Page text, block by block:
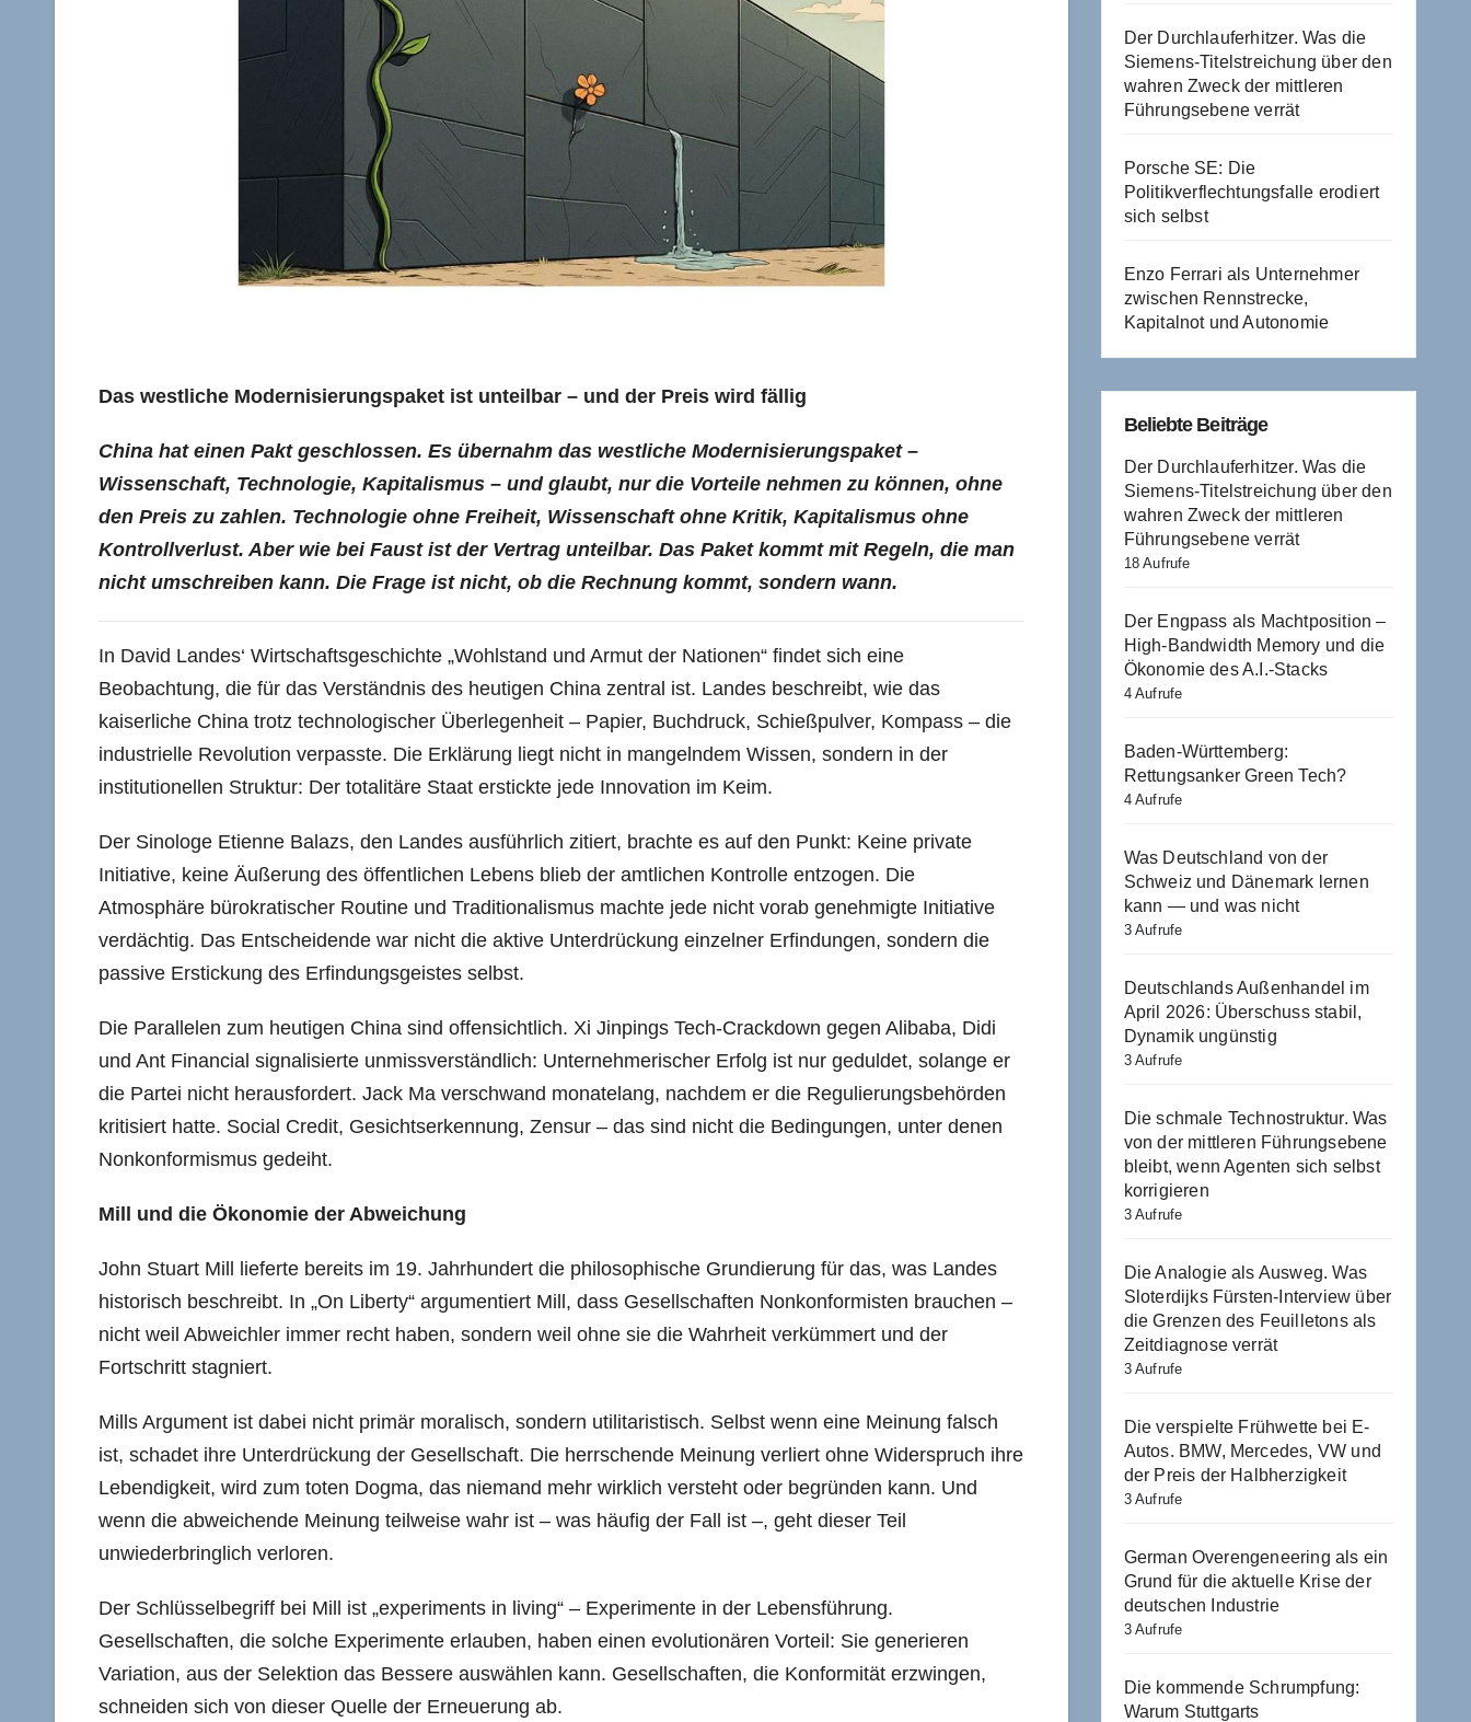
Das westliche Modernisierungspaket ist unteilbar – und der Preis wird fällig
China hat einen Pakt geschlossen. Es übernahm das westliche Modernisierungspaket –
Wissenschaft, Technologie, Kapitalismus – und glaubt, nur die Vorteile nehmen zu können, ohne
den Preis zu zahlen. Technologie ohne Freiheit, Wissenschaft ohne Kritik, Kapitalismus ohne
Kontrollverlust. Aber wie bei Faust ist der Vertrag unteilbar. Das Paket kommt mit Regeln, die man
nicht umschreiben kann. Die Frage ist nicht, ob die Rechnung kommt, sondern wann.
In David Landes‘ Wirtschaftsgeschichte „Wohlstand und Armut der Nationen“ findet sich eine
Beobachtung, die für das Verständnis des heutigen China zentral ist. Landes beschreibt, wie das
kaiserliche China trotz technologischer Überlegenheit – Papier, Buchdruck, Schießpulver, Kompass – die
industrielle Revolution verpasste. Die Erklärung liegt nicht in mangelndem Wissen, sondern in der
institutionellen Struktur: Der totalitäre Staat erstickte jede Innovation im Keim.
Der Sinologe Etienne Balazs, den Landes ausführlich zitiert, brachte es auf den Punkt: Keine private
Initiative, keine Äußerung des öffentlichen Lebens blieb der amtlichen Kontrolle entzogen. Die
Atmosphäre bürokratischer Routine und Traditionalismus machte jede nicht vorab genehmigte Initiative
verdächtig. Das Entscheidende war nicht die aktive Unterdrückung einzelner Erfindungen, sondern die
passive Erstickung des Erfindungsgeistes selbst.
Die Parallelen zum heutigen China sind offensichtlich. Xi Jinpings Tech-Crackdown gegen Alibaba, Didi
und Ant Financial signalisierte unmissverständlich: Unternehmerischer Erfolg ist nur geduldet, solange er
die Partei nicht herausfordert. Jack Ma verschwand monatelang, nachdem er die Regulierungsbehörden
kritisiert hatte. Social Credit, Gesichtserkennung, Zensur – das sind nicht die Bedingungen, unter denen
Nonkonformismus gedeiht.
Mill und die Ökonomie der Abweichung
John Stuart Mill lieferte bereits im 19. Jahrhundert die philosophische Grundierung für das, was Landes
historisch beschreibt. In „On Liberty“ argumentiert Mill, dass Gesellschaften Nonkonformisten brauchen –
nicht weil Abweichler immer recht haben, sondern weil ohne sie die Wahrheit verkümmert und der
Fortschritt stagniert.
Mills Argument ist dabei nicht primär moralisch, sondern utilitaristisch. Selbst wenn eine Meinung falsch
ist, schadet ihre Unterdrückung der Gesellschaft. Die herrschende Meinung verliert ohne Widerspruch ihre
Lebendigkeit, wird zum toten Dogma, das niemand mehr wirklich versteht oder begründen kann. Und
wenn die abweichende Meinung teilweise wahr ist – was häufig der Fall ist –, geht dieser Teil
unwiederbringlich verloren.
Der Schlüsselbegriff bei Mill ist „experiments in living“ – Experimente in der Lebensführung.
Gesellschaften, die solche Experimente erlauben, haben einen evolutionären Vorteil: Sie generieren
Variation, aus der Selektion das Bessere auswählen kann. Gesellschaften, die Konformität erzwingen,
schneiden sich von dieser Quelle der Erneuerung ab.
Der Durchlauferhitzer. Was die
Siemens-Titelstreichung über den
wahren Zweck der mittleren
Führungsebene verrät
Porsche SE: Die
Politikverflechtungsfalle erodiert
sich selbst
Enzo Ferrari als Unternehmer
zwischen Rennstrecke,
Kapitalnot und Autonomie
Beliebte Beiträge
Der Durchlauferhitzer. Was die
Siemens-Titelstreichung über den
wahren Zweck der mittleren
Führungsebene verrät
18 Aufrufe
Der Engpass als Machtposition –
High-Bandwidth Memory und die
Ökonomie des A.I.-Stacks
4 Aufrufe
Baden-Württemberg:
Rettungsanker Green Tech?
4 Aufrufe
Was Deutschland von der
Schweiz und Dänemark lernen
kann — und was nicht
3 Aufrufe
Deutschlands Außenhandel im
April 2026: Überschuss stabil,
Dynamik ungünstig
3 Aufrufe
Die schmale Technostruktur. Was
von der mittleren Führungsebene
bleibt, wenn Agenten sich selbst
korrigieren
3 Aufrufe
Die Analogie als Ausweg. Was
Sloterdijks Fürsten-Interview über
die Grenzen des Feuilletons als
Zeitdiagnose verrät
3 Aufrufe
Die verspielte Frühwette bei E-
Autos. BMW, Mercedes, VW und
der Preis der Halbherzigkeit
3 Aufrufe
German Overengeneering als ein
Grund für die aktuelle Krise der
deutschen Industrie
3 Aufrufe
Die kommende Schrumpfung:
Warum Stuttgarts